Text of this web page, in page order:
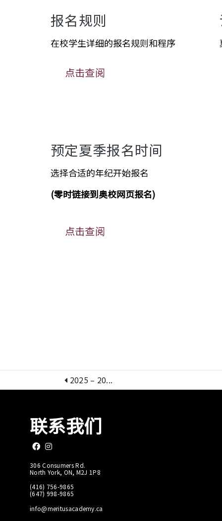
报名规则
在校学生详细的报名规则和程序
点击查阅
预定夏季报名时间
选择合适的年纪开始报名
(零时链接到奥校网页报名)
点击查阅
2025 – 20...
联系我们
Like us on Facebook
Follow us on Instagram
306 Consumers Rd.
North York, ON, M2J 1P8
(416) 756-9865
(647) 998-9865
info@meritusacademy.ca